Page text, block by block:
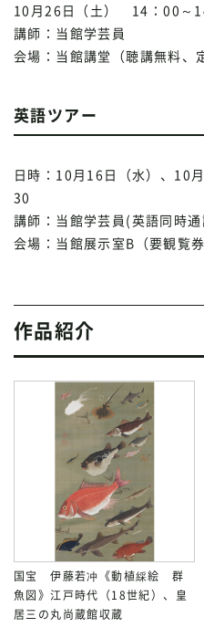
10月26日（土） 14：00～
講師：当館学芸員
会場：当館講堂（聴講無料、
英語ツアー
日時：10月16日（水）、10
30
講師：当館学芸員(英語同時
会場：当館展示室B（要観覧
作品紹介
国宝 伊藤若冲《動植綵絵 群
魚図》江戸時代（18世紀）、皇
居三の丸尚蔵館収蔵